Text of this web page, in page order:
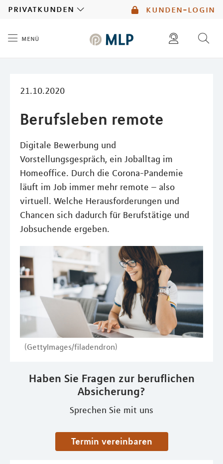
kunden-login
privatkunden
menü
21.10.2020
Berufsleben remote
Digitale Bewerbung und
Vorstellungsgespräch, ein Joballtag im
Homeoffice. Durch die Corona-Pandemie
läuft im Job immer mehr remote – also
virtuell. Welche Herausforderungen und
Chancen sich dadurch für Berufstätige und
Jobsuchende ergeben.
(GettyImages/filadendron)
Haben Sie Fragen zur beruflichen
Absicherung?
Sprechen Sie mit uns
Termin vereinbaren